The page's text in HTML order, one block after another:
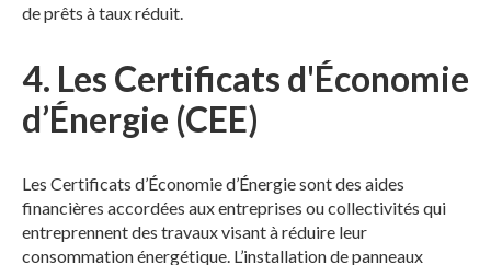
de prêts à taux réduit.
4. Les Certificats d'Économie
d’Énergie (CEE)
Les Certificats d’Économie d’Énergie sont des aides
financières accordées aux entreprises ou collectivités qui
entreprennent des travaux visant à réduire leur
consommation énergétique. L’installation de panneaux